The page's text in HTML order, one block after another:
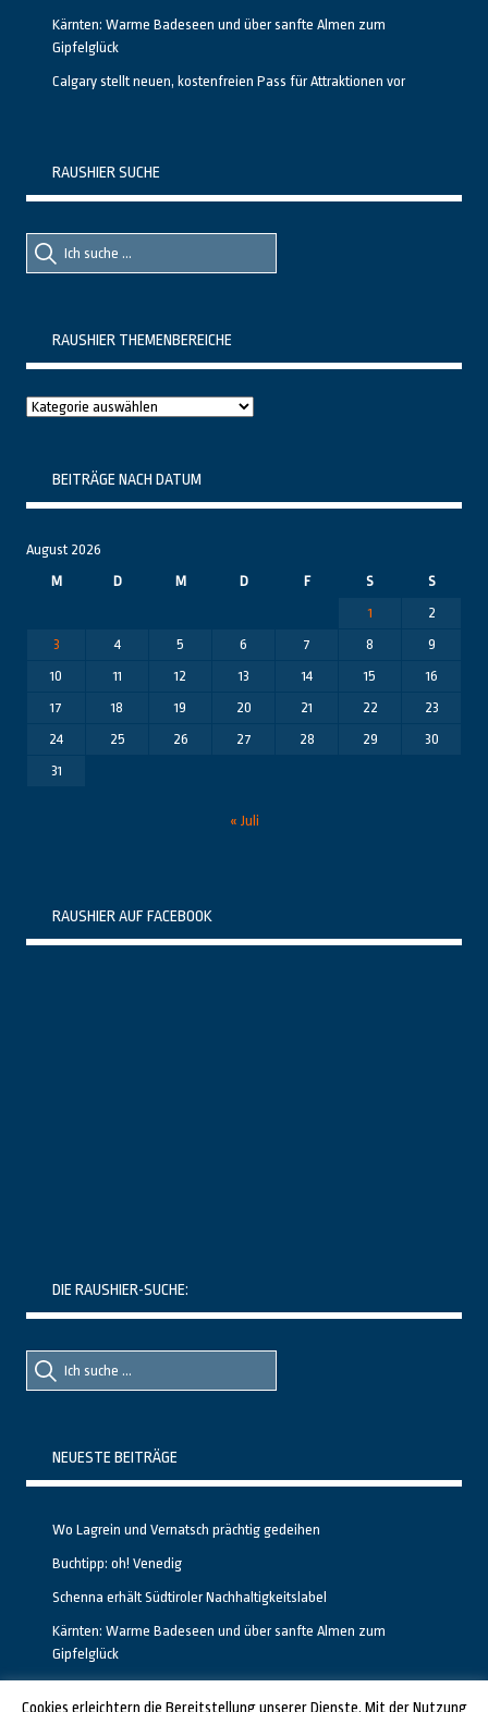
Kärnten: Warme Badeseen und über sanfte Almen zum
Gipfelglück
Calgary stellt neuen, kostenfreien Pass für Attraktionen vor
RAUSHIER SUCHE
Suche
nach::
Suche
nach:
RAUSHIER THEMENBEREICHE
Raushier
BEITRÄGE NACH DATUM
August 2026
M
D M D F S
S
1
2
3
4 5 6 7 8
9
10
11 12 13 14 15
16
17
18 19 20 21 22
23
24
25 26 27 28 29
30
31
« Juli
RAUSHIER AUF FACEBOOK
DIE RAUSHIER-SUCHE:
Suche
nach::
Suche
nach:
NEUESTE BEITRÄGE
Wo Lagrein und Vernatsch prächtig gedeihen
Buchtipp: oh! Venedig
Schenna erhält Südtiroler Nachhaltigkeitslabel
Kärnten: Warme Badeseen und über sanfte Almen zum
Gipfelglück
Cookies erleichtern die Bereitstellung unserer Dienste. Mit der Nutzung